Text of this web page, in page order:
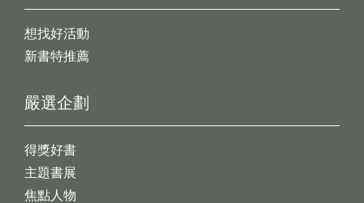
想找好活動
新書特推薦
嚴選企劃
得獎好書
主題書展
焦點人物